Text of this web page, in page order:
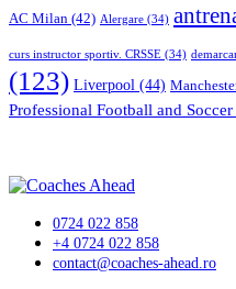
AC Milan (42) Alergare (34)
curs instructor sportiv. CRSSE (34)
(123) Liverpool (44)
Professional Football and
0724 022 858
+4 0724 022 858
contact@coaches-ahead.ro